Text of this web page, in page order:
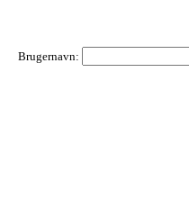
Brugernavn: